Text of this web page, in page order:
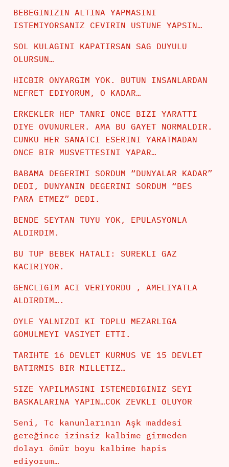
BEBEGINIZIN ALTINA YAPMASINI
ISTEMIYORSANIZ CEVIRIN USTUNE YAPSIN…
SOL KULAGINI KAPATIRSAN SAG DUYULU
OLURSUN…
HICBIR ONYARGIM YOK. BUTUN INSANLARDAN
NEFRET EDIYORUM, O KADAR…
ERKEKLER HEP TANRI ONCE BIZI YARATTI
DIYE OVUNURLER. AMA BU GAYET NORMALDIR.
CUNKU HER SANATCI ESERINI YARATMADAN
ONCE BIR MUSVETTESINI YAPAR…
BABAMA DEGERIMI SORDUM “DUNYALAR KADAR”
DEDI, DUNYANIN DEGERINI SORDUM “BES
PARA ETMEZ” DEDI.
BENDE SEYTAN TUYU YOK, EPULASYONLA
ALDIRDIM.
BU TUP BEBEK HATALI: SUREKLI GAZ
KACIRIYOR.
GENCLIGIM ACI VERIYORDU , AMELIYATLA
ALDIRDIM….
OYLE YALNIZDI KI TOPLU MEZARLIGA
GOMULMEYI VASIYET ETTI.
TARIHTE 16 DEVLET KURMUS VE 15 DEVLET
BATIRMIS BIR MILLETIZ…
SIZE YAPILMASINI ISTEMEDIGINIZ SEYI
BASKALARINA YAPIN…COK ZEVKLI OLUYOR
Seni, Tc kanunlarının Aşk maddesi
gereğince izinsiz kalbime girmeden
dolayı ömür boyu kalbime hapis
ediyorum…